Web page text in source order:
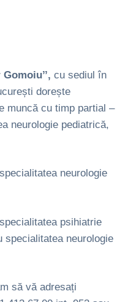
cu sediul în
dorește
muncă cu timp partial –
neurologie pediatrică,
neurologie
psihiatrie
specialitatea neurologie
să vă adresați